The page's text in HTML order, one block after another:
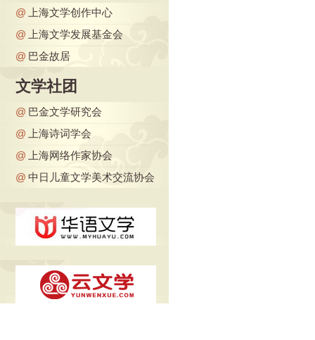
@
上海文学创作中心
@
上海文学发展基金会
@ 巴金故居
文学社团
@ 巴金文学研究会
@
上海诗词学会
@
上海网络作家协会
@ 中日儿童文学美术交流协会